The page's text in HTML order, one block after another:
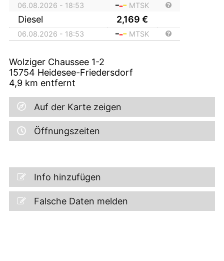
06.08.2026 - 18:53 MTSK
Diesel 2,169 €
06.08.2026 - 18:53 MTSK
Wolziger Chaussee 1-2
15754 Heidesee-Friedersdorf
4,9 km entfernt
Auf der Karte zeigen
Öffnungszeiten
Info hinzufügen
Falsche Daten melden